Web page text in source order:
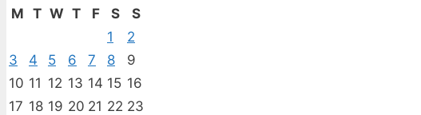
M T W T F S
S
1
2
3
4 5 6 7 8
9
10 11 12 13 14 15 16
17 18 19 20 21 22 23